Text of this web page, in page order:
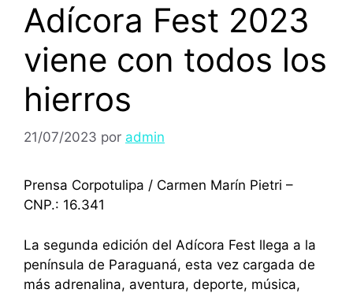
Adícora Fest 2023
viene con todos los
hierros
21/07/2023 por admin
Prensa Corpotulipa / Carmen Marín Pietri –
CNP.: 16.341
La segunda edición del Adícora Fest llega a la
península de Paraguaná, esta vez cargada de
más adrenalina, aventura, deporte, música,